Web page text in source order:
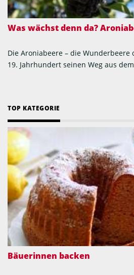
Was wächst denn da?
Die Aroniabeere – die
19. Jahrhundert seinen Weg aus
TOP KATEGORIE
Bäuerinnen backen